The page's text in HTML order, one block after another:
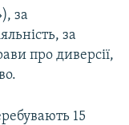
за
за
про диверсії,
15